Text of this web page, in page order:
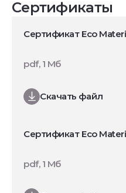
Сертификаты
Сертификат Eco
Скачать файл
pdf, 1 Мб
Сертификат Eco
pdf, 1 Мб